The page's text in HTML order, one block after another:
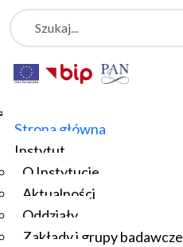
Szukaj
Strona główna
Instytut
O Instytucie
Aktualności
Oddziały
Zakłady i grupy badawcze